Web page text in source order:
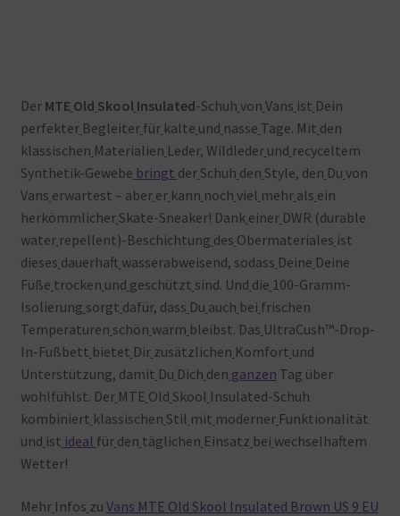
Der MTE Old Skool Insulated-Schuh von Vans ist Dein
perfekter Begleiter für kalte und nasse Tage. Mit den
klassischen Materialien Leder, Wildleder und recyceltem
Synthetik-Gewebe bringt der Schuh den Style, den Du von
Vans erwartest – aber er kann noch viel mehr als ein
herkömmlicher Skate-Sneaker! Dank einer DWR (durable
water repellent)-Beschichtung des Obermateriales ist
dieses dauerhaft wasserabweisend, sodass Deine Deine
Füße trocken und geschützt sind. Und die 100-Gramm-
Isolierung sorgt dafür, dass Du auch bei frischen
Temperaturen schön warm bleibst. Das UltraCush™-Drop-
In-Fußbett bietet Dir zusätzlichen Komfort und
Unterstützung, damit Du Dich den ganzen Tag über
wohlfühlst. Der MTE Old Skool Insulated-Schuh
kombiniert klassischen Stil mit moderner Funktionalität
und ist ideal für den täglichen Einsatz bei wechselhaftem
Wetter!
Mehr Infos zu Vans MTE Old Skool Insulated Brown US 9 EU